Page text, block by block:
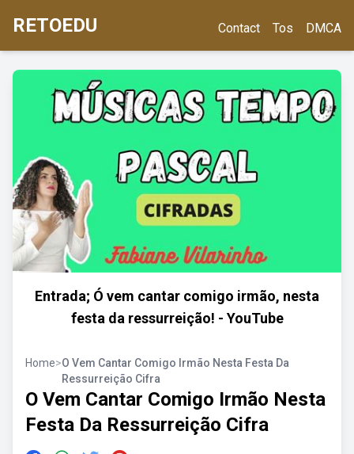
RETOEDU Contact Tos DMCA
Entrada; Ó vem cantar comigo irmão, nesta
festa da ressurreição! - YouTube
Home>O Vem Cantar Comigo Irmão Nesta Festa Da
Ressurreição Cifra
O Vem Cantar Comigo Irmão Nesta
Festa Da Ressurreição Cifra